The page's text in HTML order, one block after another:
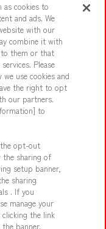
サイトポリシー
リティ方針と検証結果
ご質問・お問い合わせ
as cookies to
and ads. We
with our
combine it with
them or that
Please
use cookies and
the right to opt
our partners.
to
the opt-out
the sharing of
setup banner,
sharing
. If you
manage your
the link
banner.